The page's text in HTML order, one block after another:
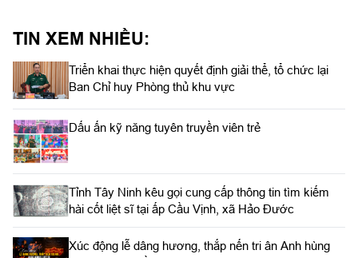
trì hội thảo.
TIN XEM NHIỀU:
Triển khai thực hiện quyết định giải thể, tổ chức lại
Ban Chỉ huy Phòng thủ khu vực
Dấu ấn kỹ năng tuyên truyền viên trẻ
Tỉnh Tây Ninh kêu gọi cung cấp thông tin tìm kiếm
hài cốt liệt sĩ tại ấp Cầu Vịnh, xã Hảo Đước
Xúc động lễ dâng hương, thắp nến tri ân Anh hùng